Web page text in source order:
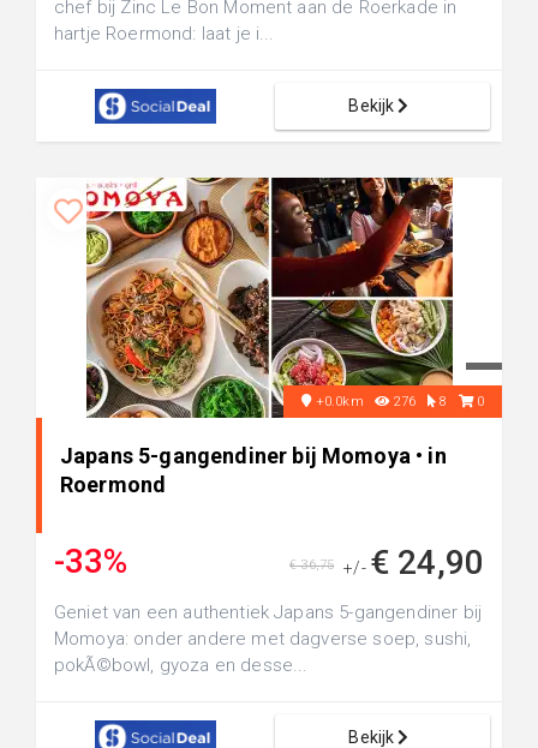
chef bij Zinc Le Bon Moment aan de Roerkade in
hartje Roermond: laat je i...
Bekijk
+0.0km 276 8 0
Japans 5-gangendiner bij Momoya • in
Roermond
-33% +/- € 24,90
€ 36,75
Geniet van een authentiek Japans 5-gangendiner bij
Momoya: onder andere met dagverse soep, sushi,
pokÃ©bowl, gyoza en desse...
Bekijk